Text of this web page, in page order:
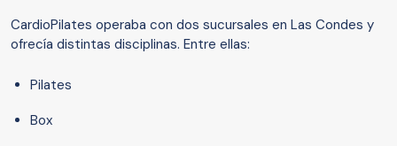
CardioPilates operaba con dos sucursales en Las Condes y
ofrecía distintas disciplinas. Entre ellas:
Pilates
Box